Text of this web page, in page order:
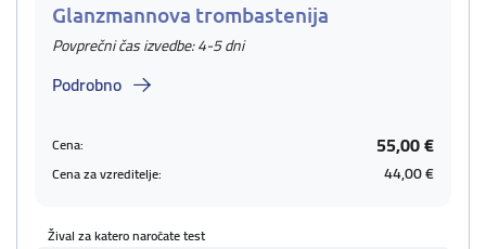
Glanzmannova trombastenija
Povprečni čas izvedbe: 4-5 dni
Podrobno
Cena: 55,00 €
Cena za vzreditelje: 44,00 €
Žival za katero naročate test